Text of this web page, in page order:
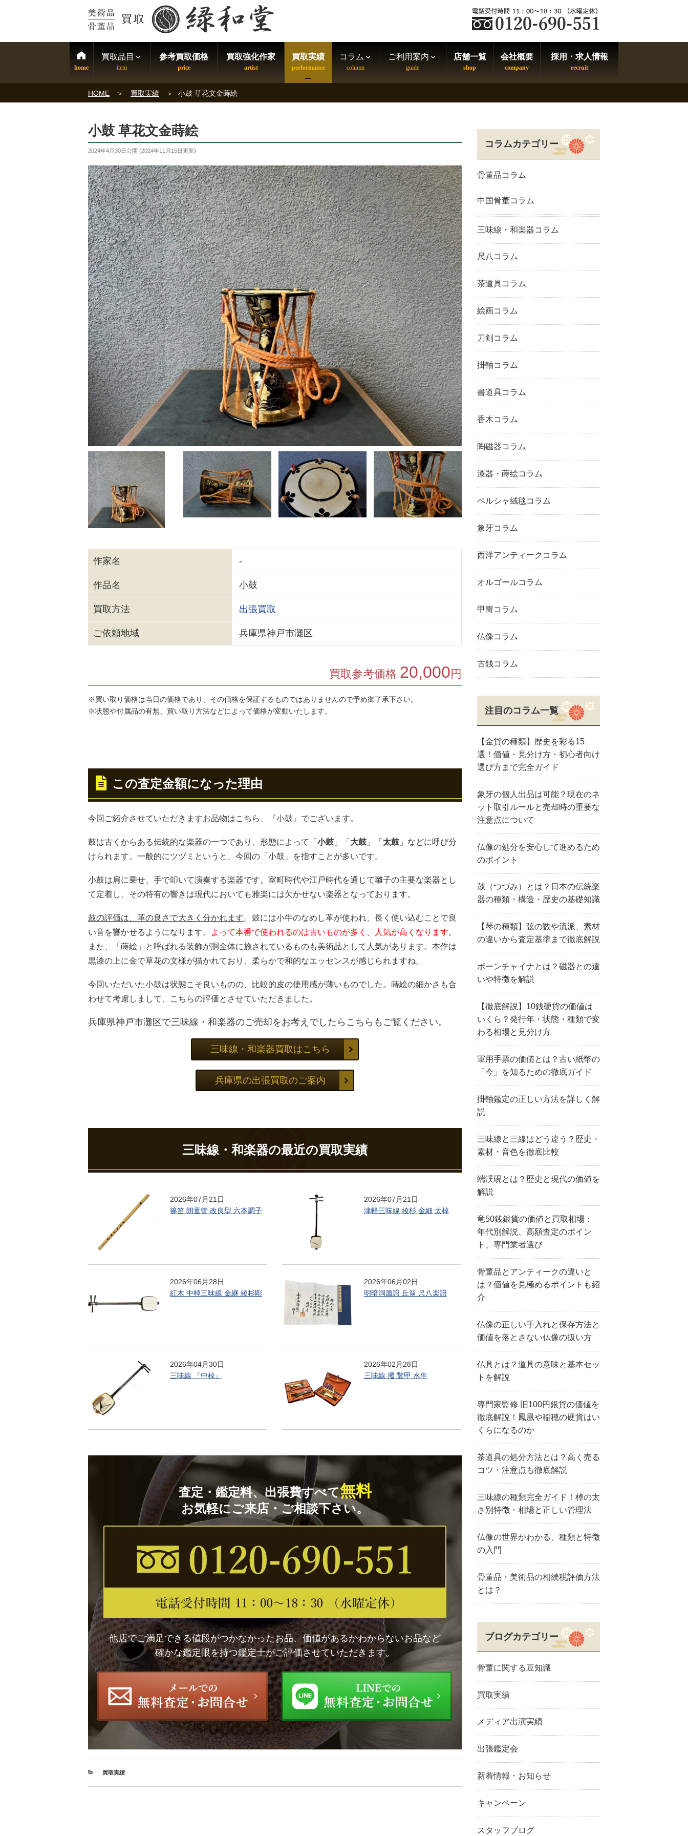
買取品目 参考買取価格 買取強化作家 買取実績 コラム ご利用案内 店舗一覧 会社概要 採用・求人情報
HOME 買取実績 小鼓 草花文金蒔絵
小鼓 草花文金蒔絵
2024年4月30日公開 (2024年11月15日更新)
作家名 -
作品名 小鼓
買取方法 出張買取
ご依頼地域 兵庫県神戸市灘区
買取参考価格 20,000 円
※買い取り価格は当日の価格であり、その価格を保証するものではありませんので予め御了承下さい。
※状態や付属品の有無、買い取り方法などによって価格が変動いたします。
この査定金額になった理由
今回ご紹介させていただきますお品物はこちら、『小鼓』でございます。
鼓は古くからある伝統的な楽器の一つであり、形態によって「 小鼓 」「 大鼓 」「 太鼓 」などに呼び分
けられます。一般的にツヅミというと、今回の「小鼓」を指すことが多いです。
小鼓は肩に乗せ、手で叩いて演奏する楽器です。室町時代や江戸時代を通じて囃子の主要な楽器とし
て定着し、その特有の響きは現代においても雅楽には欠かせない楽器となっております。
鼓の評価は、革の良さで大きく分かれます。鼓には小牛のなめし革が使われ、長く使い込むことで良
い音を響かせるようになります。
よって本番で使われるのは古いものが多く、人気が高くなります。
ま た、「蒔絵」と呼ばれる装飾が胴全体に施されているものも美術品として人気があります。本作は
黒漆の上に金で草花の文様が描かれており、柔らかで和的なエッセンスが感じられますね。
今回いただいた小鼓は状態こそ良いものの、比較的皮の使用感が薄いものでした。蒔絵の細かさも合
わせて考慮しまして、こちらの評価とさせていただきました。
兵庫県神戸市灘区で三味線・和楽器のご売却をお考えでしたらこちらもご覧ください。
三味線・和楽器買取はこちら
兵庫県の出張買取のご案内
三味線・和楽器の最近の買取実績
2026年07月21日
篠笛 朗童管 改良型 六本調子
2026年07月21日
津軽三味線 綾杉 金細 太棹
2026年06月28日
紅木 中棹三味線 金継 綾杉彫
2026年06月02日
明暗洞簫譜 丘翁 尺八楽譜
2026年04月30日
三味線 『中棹』
2026年02月28日
三味線 撥 鼈甲 水牛
査定・鑑定料、出張費すべて無料
お気軽にご来店・ご相談下さい。
他店でご満足できる値段がつかなかったお品、価値があるかわからないお品など
確かな鑑定眼を持つ鑑定士がご評価させていただきます。
買取実績
コラムカテゴリー
骨董品コラム
中国骨董コラム
三味線・和楽器コラム
尺八コラム
茶道具コラム
絵画コラム
刀剣コラム
掛軸コラム
書道具コラム
香木コラム
陶磁器コラム
漆器・蒔絵コラム
ペルシャ絨毯コラム
象牙コラム
西洋アンティークコラム
オルゴールコラム
甲冑コラム
仏像コラム
古銭コラム
注目のコラム一覧
【金貨の種類】歴史を彩る15
選！価値・見分け方・初心者向け
選び方まで完全ガイド
象牙の個人出品は可能？現在のネ
ット取引ルールと売却時の重要な
注意点について
仏像の処分を安心して進めるため
のポイント
鼓（つづみ）とは？日本の伝統楽
器の種類・構造・歴史の基礎知識
【琴の種類】弦の数や流派、素材
の違いから査定基準まで徹底解説
ボーンチャイナとは？磁器との違
いや特徴を解説
【徹底解説】10銭硬貨の価値は
いくら？発行年・状態・種類で変
わる相場と見分け方
軍用手票の価値とは？古い紙幣の
「今」を知るための徹底ガイド
掛軸鑑定の正しい方法を詳しく解
説
三味線と三線はどう違う？歴史・
素材・音色を徹底比較
端渓硯とは？歴史と現代の価値を
解説
竜50銭銀貨の価値と買取相場：
年代別解説、高額査定のポイン
ト、専門業者選び
骨董品とアンティークの違いと
は？価値を見極めるポイントも紹
介
仏像の正しい手入れと保存方法と
価値を落とさない仏像の扱い方
仏具とは？道具の意味と基本セッ
トを解説
専門家監修 旧100円銀貨の価値を
徹底解説！鳳凰や稲穂の硬貨はい
くらになるのか
茶道具の処分方法とは？高く売る
コツ・注意点も徹底解説
三味線の種類完全ガイド！棹の太
さ別特徴・相場と正しい管理法
仏像の世界がわかる、種類と特徴
の入門
骨董品・美術品の相続税評価方法
とは？
ブログカテゴリー
骨董に関する豆知識
買取実績
メディア出演実績
出張鑑定会
新着情報・お知らせ
キャンペーン
スタッフブログ